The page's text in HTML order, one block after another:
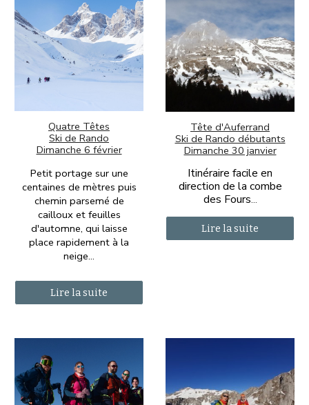
Quatre Têtes
Ski de Rando
Dimanche 6 février
Petit portage sur une
centaines de mètres puis
chemin parsemé de
cailloux et feuilles
d'automne, qui laisse
place rapidement à la
neige...
Lire la suite
Tête d'Auferrand
Ski de Rando débutants
Dimanche 30 janvier
Itinéraire facile en
direction de la combe
des Fours...
Lire la suite